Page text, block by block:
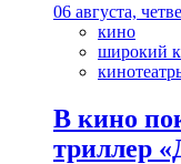
06 августа,
кино
широкий
В кино
триллер